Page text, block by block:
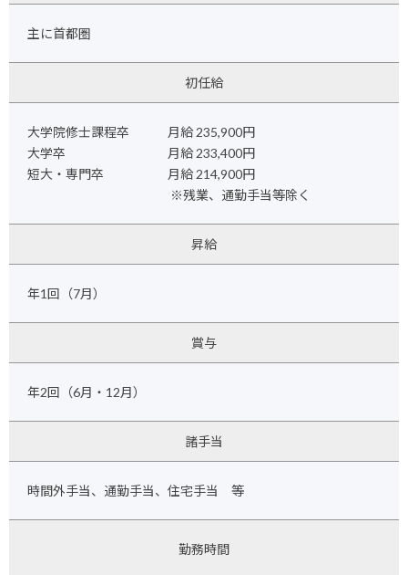
主に首都圏
初任給
大学院修士課程卒 月給 235,900円
大学卒 月給 233,400円
短大・専門卒 月給 214,900円
※残業、通勤手当等除く
昇給
年1回（7月）
賞与
年2回（6月・12月）
諸手当
時間外手当、通勤手当、住宅手当 等
勤務時間